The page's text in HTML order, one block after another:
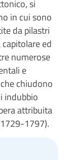
si
in cui sono
da pilastri
ed
numerose
e
chiudono
indubbio
attribuita
1797).